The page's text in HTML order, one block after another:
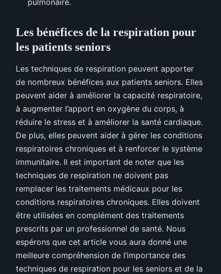
Les bénéfices de la respiration pour
les patients seniors
Les techniques de respiration peuvent apporter
de nombreux bénéfices aux patients seniors. Elles
peuvent aider à améliorer la capacité respiratoire,
à augmenter l’apport en oxygène du corps, à
réduire le stress et à améliorer la santé cardiaque.
De plus, elles peuvent aider à gérer les conditions
respiratoires chroniques et à renforcer le système
immunitaire. Il est important de noter que les
techniques de respiration ne doivent pas
remplacer les traitements médicaux pour les
conditions respiratoires chroniques. Elles doivent
être utilisées en complément des traitements
prescrits par un professionnel de santé. Nous
espérons que cet article vous aura donné une
meilleure compréhension de l’importance des
techniques de respiration pour les seniors et de la